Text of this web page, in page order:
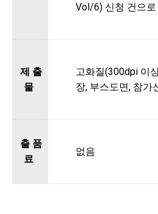
Vol/6) 신청 건으
제 출
물
고화질(300dpi 이
장, 부스도면, 참가
출 품
료
없음